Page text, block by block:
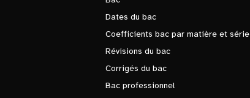
Dates du bac
Coefficients bac par matière et série
Révisions du bac
Corrigés du bac
Bac professionnel